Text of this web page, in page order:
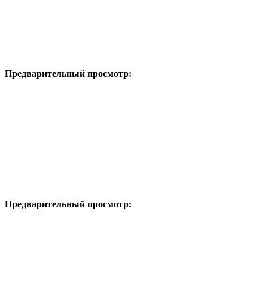
Предварительный просмотр:
Предварительный просмотр: